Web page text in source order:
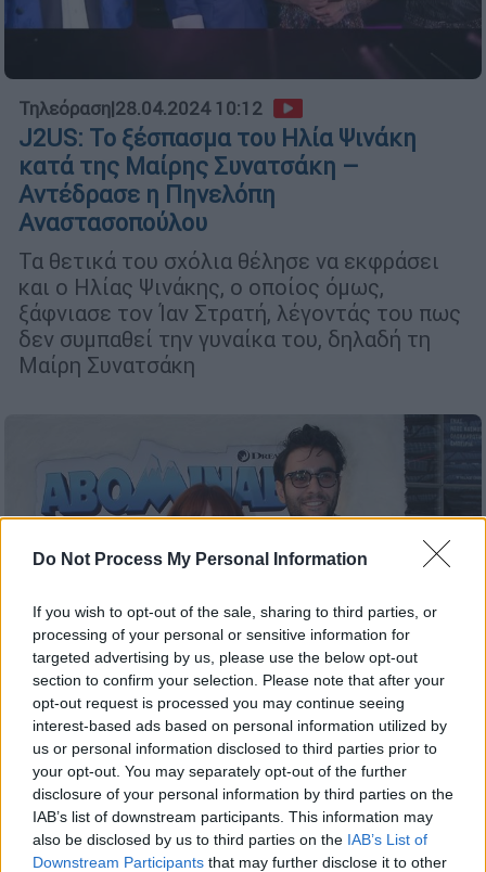
Do Not Process My Personal Information
If you wish to opt-out of the sale, sharing to third parties, or
processing of your personal or sensitive information for
targeted advertising by us, please use the below opt-out
section to confirm your selection. Please note that after your
opt-out request is processed you may continue seeing
interest-based ads based on personal information utilized by
us or personal information disclosed to third parties prior to
your opt-out. You may separately opt-out of the further
disclosure of your personal information by third parties on the
IAB’s list of downstream participants. This information may
also be disclosed by us to third parties on the IAB’s List of
Downstream Participants that may further disclose it to other
Τηλεόραση|28.04.2024 10:12
J2US: Το ξέσπασμα του Ηλία Ψινάκη
κατά της Μαίρης Συνατσάκη –
Αντέδρασε η Πηνελόπη
Αναστασοπούλου
Τα θετικά του σχόλια θέλησε να εκφράσει
και ο Ηλίας Ψινάκης, ο οποίος όμως,
ξάφνιασε τον Ίαν Στρατή, λέγοντάς του πως
δεν συμπαθεί την γυναίκα του, δηλαδή τη
Μαίρη Συνατσάκη
Lifestyle |05.12.2022 12:57
Γέννησε η Μαίρη Συνατσάκη: Έφερε
στον κόσμο ένα υγιέστατο κοριτσάκι,
καρπό του έρωτά της με τον Ιαν Στρατή